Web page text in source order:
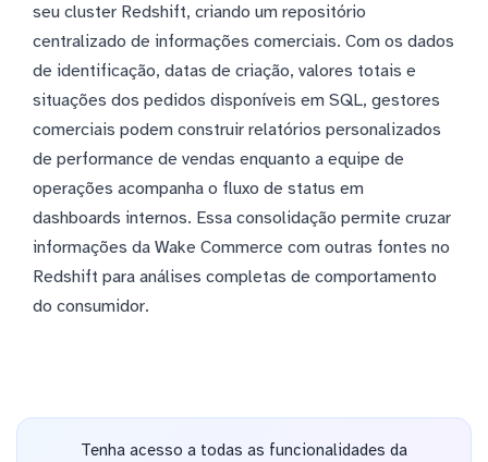
seu cluster Redshift, criando um repositório
centralizado de informações comerciais. Com os dados
de identificação, datas de criação, valores totais e
situações dos pedidos disponíveis em SQL, gestores
comerciais podem construir relatórios personalizados
de performance de vendas enquanto a equipe de
operações acompanha o fluxo de status em
dashboards internos. Essa consolidação permite cruzar
informações da Wake Commerce com outras fontes no
Redshift para análises completas de comportamento
do consumidor.
Tenha acesso a todas as funcionalidades da